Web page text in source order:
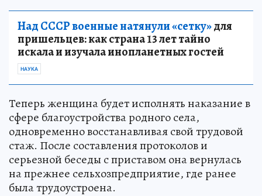
Над СССР военные натянули «сетку»для
пришельцев: как страна 13 лет тайно
искала и изучала инопланетных гостей
НАУКА
Теперь женщина будет исполнять наказание в
сфере благоустройства родного села,
одновременно восстанавливая свой трудовой
стаж. После составления протоколов и
серьезной беседы с приставом она вернулась
на прежнее сельхозпредприятие, где ранее
была трудоустроена.